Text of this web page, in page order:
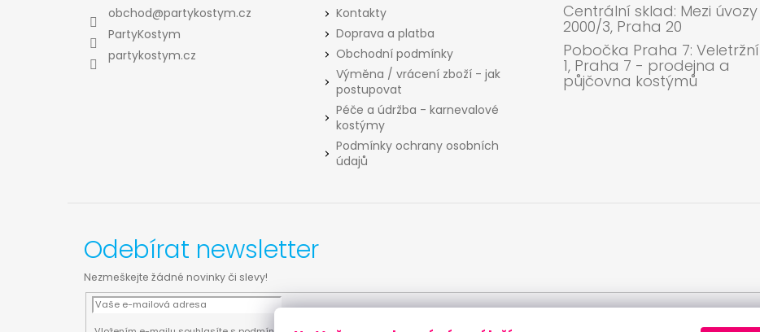
Odebírat newsletter
Nezmeškejte žádné novinky či slevy!
obchod@partykostym.cz
PartyKostym
partykostym.cz
Kontakty
Doprava a platba
Obchodní podmínky
Výměna / vrácení zboží - jak
postupovat
Péče a údržba - karnevalové
kostýmy
Podmínky ochrany osobních
údajů
Centrální sklad: Mezi úvozy
2000/3, Praha 20
Pobočka Praha 7: Veletržní
1, Praha 7 - prodejna a
půjčovna kostýmů